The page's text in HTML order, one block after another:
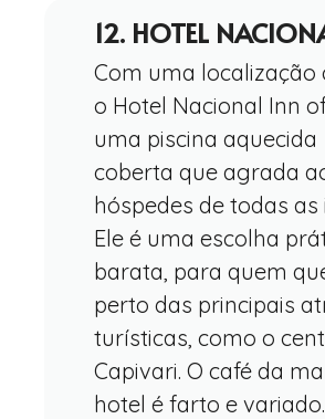
12. HOTEL
Com uma localização
o Hotel Nacional Inn
uma piscina aquecida
coberta que agrada
hóspedes de todas as
Ele é uma escolha
barata, para quem
perto das principais
turísticas, como o
Capivari. O café da
hotel é farto e variado.